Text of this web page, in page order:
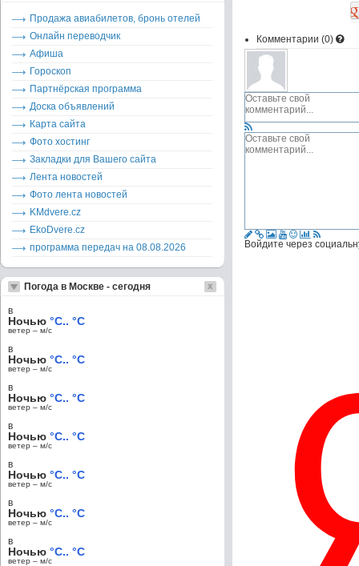
Комментарии (0)
Войдите через
Продажа авиабилетов, бронь отелей
Онлайн переводчик
Афиша
Гороскоп
Партнёрская программа
Доска объявлений
Карта сайта
Фото хостинг
Закладки для Вашего сайта
Лента новостей
Фото лента новостей
KMdvere.cz
EkoDvere.cz
программа передач на 08.08.2026
Погода в Москве - сегодня
в
Ночью °C.. °C
ветер – м/c
в
Ночью °C.. °C
ветер – м/c
в
Ночью °C.. °C
ветер – м/c
в
Ночью °C.. °C
ветер – м/c
в
Ночью °C.. °C
ветер – м/c
в
Ночью °C.. °C
ветер – м/c
в
Ночью °C.. °C
ветер – м/c